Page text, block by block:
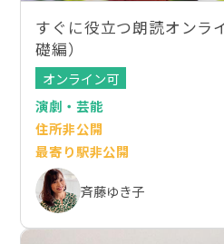
すぐに役立つ朗読オンラ
礎編）
オンライン可
演劇・芸能
住所非公開
最寄り駅非公開
斉藤ゆき子